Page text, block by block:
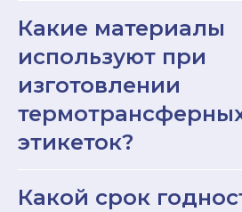
Какие материалы
используют при
изготовлении
этикеток?
Какой срок
Об отгрузке
ПОДРОБНЕЕ
САМОВЫВОЗ
г. Подольск
Московская обл